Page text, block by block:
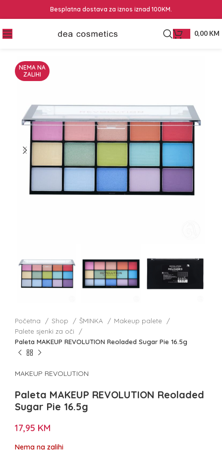
Besplatna dostava za iznos iznad 100KM.
0,00 KM
NEMA NA
ZALIHI
Početna Shop ŠMINKA
Makeup palete
Palete sjenki za oči
Paleta MAKEUP REVOLUTION Reoladed Sugar Pie 16.5g
MAKEUP REVOLUTION
Paleta MAKEUP REVOLUTION Reoladed
Sugar Pie 16.5g
17,95 KM
Nema na zalihi